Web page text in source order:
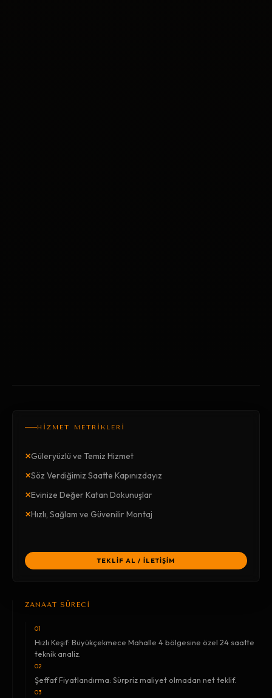
HİZMET METRİKLERİ
×Güleryüzlü ve Temiz Hizmet
×Söz Verdiğimiz Saatte Kapınızdayız
×Evinize Değer Katan Dokunuşlar
×Hızlı, Sağlam ve Güvenilir Montaj
TEKLİF AL / İLETİŞİM
ZANAAT SÜRECİ
01
Hızlı Keşif: Büyükçekmece Mahalle 4 bölgesine özel 24 saatte
teknik analiz.
02
Şeffaf Fiyatlandırma: Sürpriz maliyet olmadan net teklif.
03